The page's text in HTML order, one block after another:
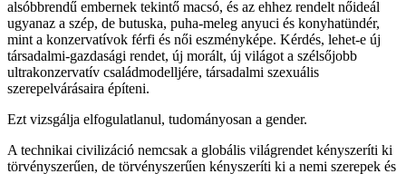
alsóbbrendű embernek tekintő macsó, és az ehhez rendelt nőideál
ugyanaz a szép, de butuska, puha-meleg anyuci és konyhatündér,
mint a konzervatívok férfi és női eszményképe. Kérdés, lehet-e új
társadalmi-gazdasági rendet, új morált, új világot a szélsőjobb
ultrakonzervatív családmodelljére, társadalmi szexuális
szerepelvárásaira építeni.
Ezt vizsgálja elfogulatlanul, tudományosan a gender.
A technikai civilizáció nemcsak a globális világrendet kényszeríti ki
törvényszerűen, de törvényszerűen kényszeríti ki a nemi szerepek és